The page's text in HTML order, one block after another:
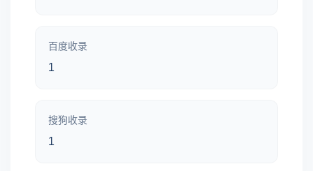
百度收录
1
搜狗收录
1